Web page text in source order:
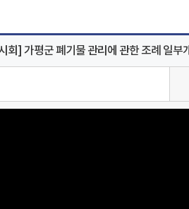
회] 가평군 폐기물 관리에 관한 조례 일